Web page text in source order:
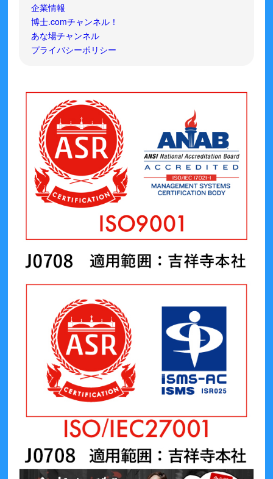
企業情報
博士.comチャンネル！
あな場チャンネル
プライバシーポリシー